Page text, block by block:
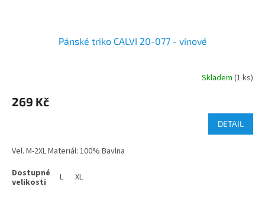
Pánské triko CALVI 20-077 - vínové
Skladem (1 ks)
269 Kč
DETAIL
Vel. M-2XL Materiál: 100% Bavlna
L XL